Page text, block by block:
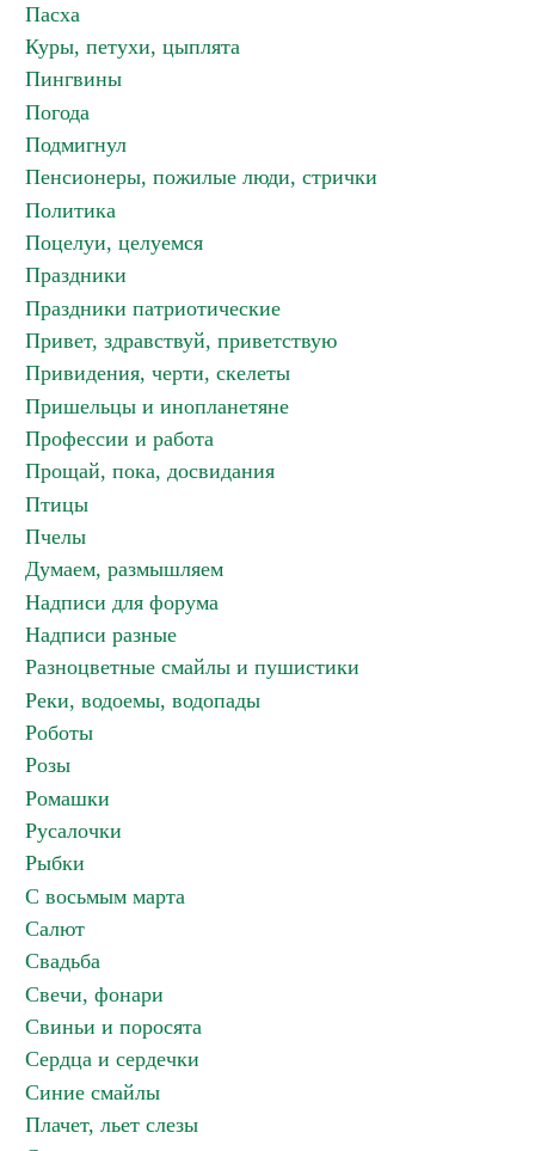
Пасха
Куры, петухи, цыплята
Пингвины
Погода
Подмигнул
Пенсионеры, пожилые люди, стрички
Политика
Поцелуи, целуемся
Праздники
Праздники патриотические
Привет, здравствуй, приветствую
Привидения, черти, скелеты
Пришельцы и инопланетяне
Профессии и работа
Прощай, пока, досвидания
Птицы
Пчелы
Думаем, размышляем
Надписи для форума
Надписи разные
Разноцветные смайлы и пушистики
Реки, водоемы, водопады
Роботы
Розы
Ромашки
Русалочки
Рыбки
С восьмым марта
Салют
Свадьба
Свечи, фонари
Свиньи и поросята
Сердца и сердечки
Синие смайлы
Плачет, льет слезы